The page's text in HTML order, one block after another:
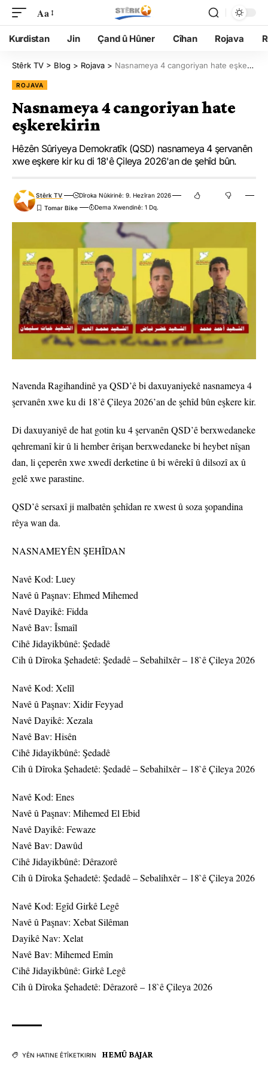
Aa
Kurdistan Jin Çand û Hûner Cîhan Rojava
Stêrk TV > Blog > Rojava > Nasnameya 4 cangoriyan hate eşkerekirin
ROJAVA
Nasnameya 4 cangoriyan hate
eşkerekirin
Hêzên Sûriyeya Demokratîk (QSD) nasnameya 4 şervanên
xwe eşkere kir ku di 18'ê Çileya 2026'an de şehîd bûn.
Stêrk TV
Dîroka Nûkirinê: 9. Hezîran 2026
Dema Xwendinê: 1 Dq.
Navenda Ragihandinê ya QSD’ê bi daxuyaniyekê nasnameya 4
şervanên xwe ku di 18’ê Çileya 2026’an de şehîd bûn eşkere kir.
Di daxuyaniyê de hat gotin ku 4 şervanên QSD’ê berxwedaneke
qehremanî kir û li hember êrişan berxwedaneke bi heybet nîşan
dan, li çeperên xwe xwedî derketine û bi wêrekî û dilsozî ax û
gelê xwe parastine.
QSD’ê sersaxî ji malbatên şehîdan re xwest û soza şopandina
rêya wan da.
NASNAMEYÊN ŞEHÎDAN
Navê Kod: Luey
Navê û Paşnav: Ehmed Mihemed
Navê Dayikê: Fidda
Navê Bav: Îsmaîl
Cihê Jidayikbûnê: Şedadê
Cih û Dîroka Şehadetê: Şedadê – Sebahilxêr – 18`ê Çileya 2026
Navê Kod: Xelîl
Navê û Paşnav: Xidir Feyyad
Navê Dayikê: Xezala
Navê Bav: Hisên
Cihê Jidayikbûnê: Şedadê
Cih û Dîroka Şehadetê: Şedadê – Sebahilxêr – 18`ê Çileya 2026
Navê Kod: Enes
Navê û Paşnav: Mihemed El Ebid
Navê Dayikê: Fewaze
Navê Bav: Dawûd
Cihê Jidayikbûnê: Dêrazorê
Cih û Dîroka Şehadetê: Şedadê – Sebalihxêr – 18`ê Çileya 2026
Navê Kod: Egîd Girkê Legê
Navê û Paşnav: Xebat Silêman
Dayikê Nav: Xelat
Navê Bav: Mihemed Emîn
Cihê Jidayikbûnê: Girkê Legê
Cih û Dîroka Şehadetê: Dêrazorê – 18`ê Çileya 2026
YÊN HATINE ÊTÎKETKIRIN HEMÛ BAJAR